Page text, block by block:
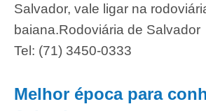
Salvador, vale ligar na
baiana.Rodoviária de Salvador
Tel: (71) 3450-0333
Melhor época para